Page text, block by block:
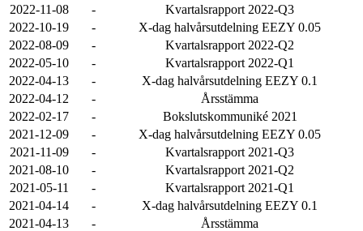
2022-11-08
-
Kvartalsrapport 2022-Q3
2022-10-19
-
X-dag halvårsutdelning EEZY 0.05
2022-08-09
-
Kvartalsrapport 2022-Q2
2022-05-10
-
Kvartalsrapport 2022-Q1
2022-04-13
-
X-dag halvårsutdelning EEZY 0.1
2022-04-12
-
Årsstämma
2022-02-17
-
Bokslutskommuniké 2021
2021-12-09
-
X-dag halvårsutdelning EEZY 0.05
2021-11-09
-
Kvartalsrapport 2021-Q3
2021-08-10
-
Kvartalsrapport 2021-Q2
2021-05-11
-
Kvartalsrapport 2021-Q1
2021-04-14
-
X-dag halvårsutdelning EEZY 0.1
2021-04-13
-
Årsstämma